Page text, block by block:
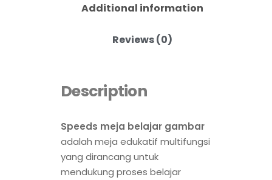
Additional information
Reviews (0)
Description
Speeds meja belajar gambar
adalah meja edukatif multifungsi
yang dirancang untuk
mendukung proses belajar